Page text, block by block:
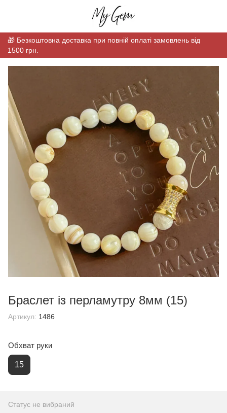
🎁 Безкоштовна доставка при повній оплаті замовлень від
1500 грн.
Браслет із перламутру 8мм (15)
Артикул: 1486
Обхват руки
15
Статус не вибраний